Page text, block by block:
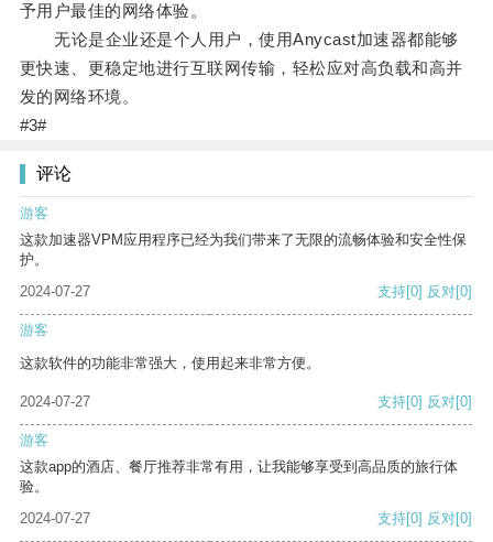
予用户最佳的网络体验。
无论是企业还是个人用户，使用Anycast加速器都能够
更快速、更稳定地进行互联网传输，轻松应对高负载和高并
发的网络环境。
#3#
评论
游客
这款加速器VPM应用程序已经为我们带来了无限的流畅体验和安全性保
护。
2024-07-27
支持[0] 反对[0]
游客
这款软件的功能非常强大，使用起来非常方便。
2024-07-27 支持[0] 反对[0]
游客
这款app的酒店、餐厅推荐非常有用，让我能够享受到高品质的旅行体
验。
2024-07-27
支持[0] 反对[0]